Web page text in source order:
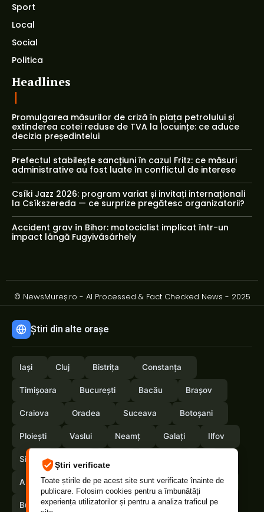
Știri verificate
Toate știrile de pe acest site sunt verificate înainte de
publicare. Folosim cookies pentru a îmbunătăți
experiența utilizatorilor și pentru a analiza traficul pe
Sport
Local
Social
Politica
Headlines
Promulgarea măsurilor de criză în piața petrolului și
extinderea cotei reduse de TVA la locuințe: ce aduce
decizia președintelui
Prefectul stabilește sancțiuni în cazul Fritz: ce măsuri
administrative au fost luate în conflictul de interese
Csíki Jazz 2026: program variat și invitați internaționali
la Csíkszereda — ce surprize pregătesc organizatorii?
Accident grav în Bihor: motociclist implicat într-un
impact lângă Fugyivásárhely
© NewsMureș.ro - AI Processed & Fact Checked News - 2025
Știri din alte orașe
Iași Cluj Bistrița Constanța
Timișoara București Bacău Brașov
Craiova Oradea Suceava Botoșani
Ploiești Vaslui Neamț Galați Ilfov
Sibiu
Arges Maramures Vrancea Satumare
Buzau Braila Calarasi Caras-Severin